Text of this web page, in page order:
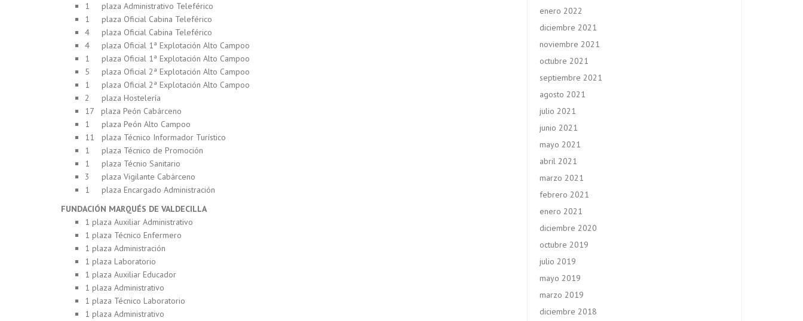
1 plaza Administrativo Teleférico
1 plaza Oficial Cabina Teleférico
4 plaza Oficial Cabina Teleférico
4 plaza Oficial 1ª Explotación Alto Campoo
1 plaza Oficial 1ª Explotación Alto Campoo
5 plaza Oficial 2ª Explotación Alto Campoo
1 plaza Oficial 2ª Explotación Alto Campoo
2 plaza Hostelería
17 plaza Peón Cabárceno
1 plaza Peón Alto Campoo
11 plaza Técnico Informador Turístico
1 plaza Técnico de Promoción
1 plaza Técnio Sanitario
3 plaza Vigilante Cabárceno
1 plaza Encargado Administración
FUNDACIÓN MARQUÉS DE VALDECILLA
1 plaza Auxiliar Administrativo
1 plaza Técnico Enfermero
1 plaza Administración
1 plaza Laboratorio
1 plaza Auxiliar Educador
1 plaza Administrativo
1 plaza Técnico Laboratorio
1 plaza Administrativo
enero 2022
diciembre 2021
noviembre 2021
octubre 2021
septiembre 2021
agosto 2021
julio 2021
junio 2021
mayo 2021
abril 2021
marzo 2021
febrero 2021
enero 2021
diciembre 2020
octubre 2019
julio 2019
mayo 2019
marzo 2019
diciembre 2018